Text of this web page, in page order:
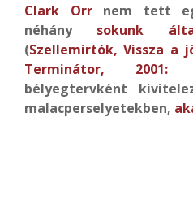
Clark Orrnem tett
néhány sokunk
(Szellemirtók, Vissza a
Terminátor, 2001:
bélyegtervként
malacperselyetekben,